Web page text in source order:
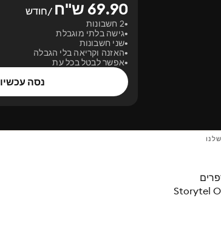
69.90 ש"ח /חודש
2 חשבונות
גישה בלתי מוגבלת
שני חשבונות
האזנה וקריאה בלי הגבלה
אפשר לבטל בכל עת
נסה עכשיו
Storytel